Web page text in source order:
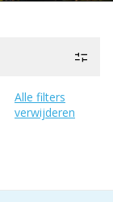
Alle filters
verwijderen